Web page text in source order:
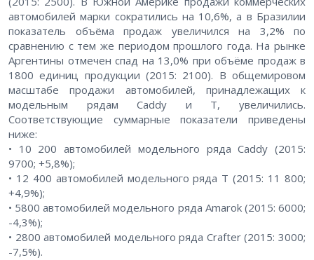
автомобилей марки сократились на 10,6%, а в Бразилии
показатель объёма продаж увеличился на 3,2% по
сравнению с тем же периодом прошлого года. На рынке
Аргентины отмечен спад на 13,0% при объёме продаж в
1800 единиц продукции (2015: 2100). В общемировом
масштабе продажи автомобилей, принадлежащих к
модельным рядам Caddy и T, увеличились.
Соответствующие суммарные показатели приведены
ниже:
• 10 200 автомобилей модельного ряда Caddy (2015:
9700; +5,8%);
• 12 400 автомобилей модельного ряда T (2015: 11 800;
+4,9%);
• 5800 автомобилей модельного ряда Amarok (2015: 6000;
-4,3%);
• 2800 автомобилей модельного ряда Crafter (2015: 3000;
-7,5%).